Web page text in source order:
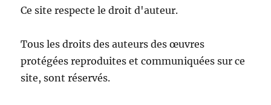
Ce site respecte le droit d'auteur.
Tous les droits des auteurs des œuvres
protégées reproduites et communiquées sur ce
site, sont réservés.